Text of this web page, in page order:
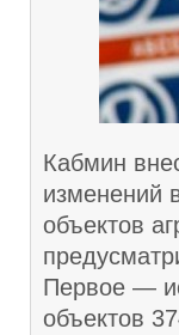
Кабмин
изменений
объектов
Первое —
объектов